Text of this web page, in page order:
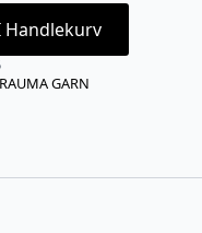
Handlekurv
RAUMA GARN